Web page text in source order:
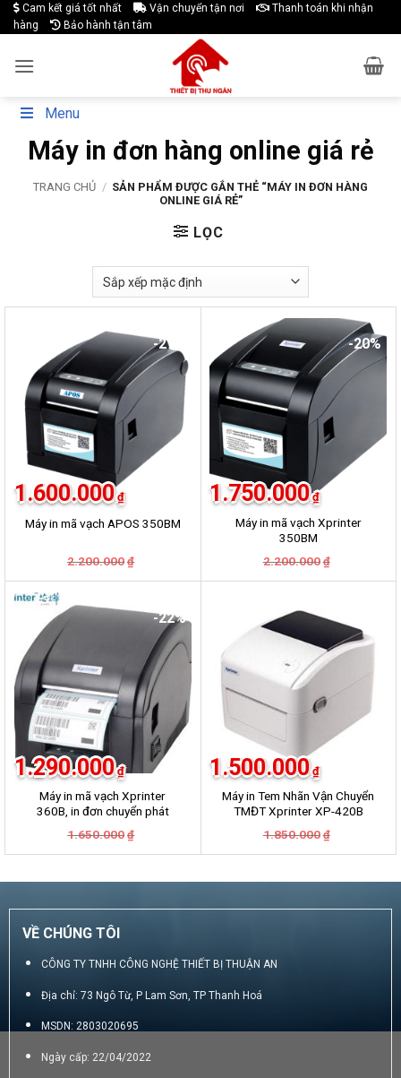
Skip
to
Cam kết giá tốt nhất Vận chuyển tận nơi
Thanh toán khi nhận
hàng
Bảo hành tận tâm
Menu
Máy in đơn hàng online giá rẻ
TRANG CHỦ / SẢN PHẨM ĐƯỢC GẮN THẺ “MÁY IN ĐƠN HÀNG
ONLINE GIÁ RẺ”
LỌC
-27%
Máy in mã vạch APOS 350BM
2.200.000 ₫
là:
1.600.000 ₫
tại
-20%
Máy in mã vạch Xprinter
350BM
2.200.000 ₫
là:
1.750.000 ₫
tại
-22%
Máy in mã vạch Xprinter
360B, in đơn chuyển phát
GHN, GHTK, Viettel Post,
VNpost, Best, J&T
1.650.000 ₫
là:
1.290.000 ₫
tại
1.290.000₫.
Máy in Tem Nhãn Vận Chuyển
TMĐT Xprinter XP-420B
1.850.000 ₫
là:
1.500.000 ₫
tại
1.500.000₫.
VỀ CHÚNG TÔI
CÔNG TY TNHH CÔNG NGHỆ THIẾT BỊ THUẬN AN
Địa chỉ: 73 Ngô Từ, P Lam Sơn, TP Thanh Hoá
MSDN: 2803020695
Ngày cấp: 22/04/2022